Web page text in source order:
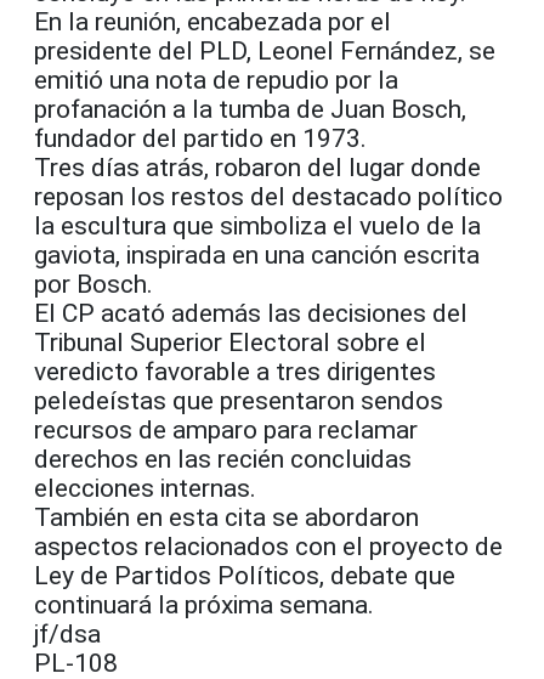
En la reunión, encabezada por el
presidente del PLD, Leonel Fernández, se
emitió una nota de repudio por la
profanación a la tumba de Juan Bosch,
fundador del partido en 1973.
Tres días atrás, robaron del lugar donde
reposan los restos del destacado político
la escultura que simboliza el vuelo de la
gaviota, inspirada en una canción escrita
por Bosch.
El CP acató además las decisiones del
Tribunal Superior Electoral sobre el
veredicto favorable a tres dirigentes
peledeístas que presentaron sendos
recursos de amparo para reclamar
derechos en las recién concluidas
elecciones internas.
También en esta cita se abordaron
aspectos relacionados con el proyecto de
Ley de Partidos Políticos, debate que
continuará la próxima semana.
jf/dsa
PL-108